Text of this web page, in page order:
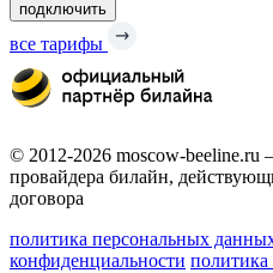
подключить
все тарифы
© 2012-2026 moscow-
провайдера билайн,
договора
политика персональных
конфиденциальности политика